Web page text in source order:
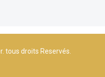
tous droits Reservés.